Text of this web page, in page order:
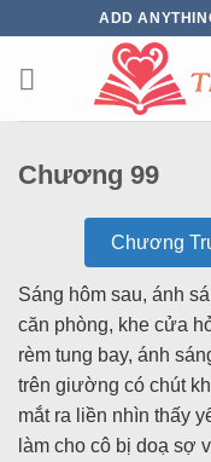
ADD
Chương 99
Chương
Sáng hôm sau, ánh
căn phòng, khe cửa
rèm tung bay, ánh
trên giường có chút
mắt ra liền nhìn thấy
làm cho cô bị doạ sợ